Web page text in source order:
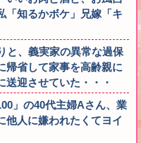
「知るかボケ」兄嫁「キ
と、義実家の異常な過保
帰省して家事を高齢親に
送迎させていた・・・
」の40代主婦Aさん、業
他人に嫌われたくてヨイ